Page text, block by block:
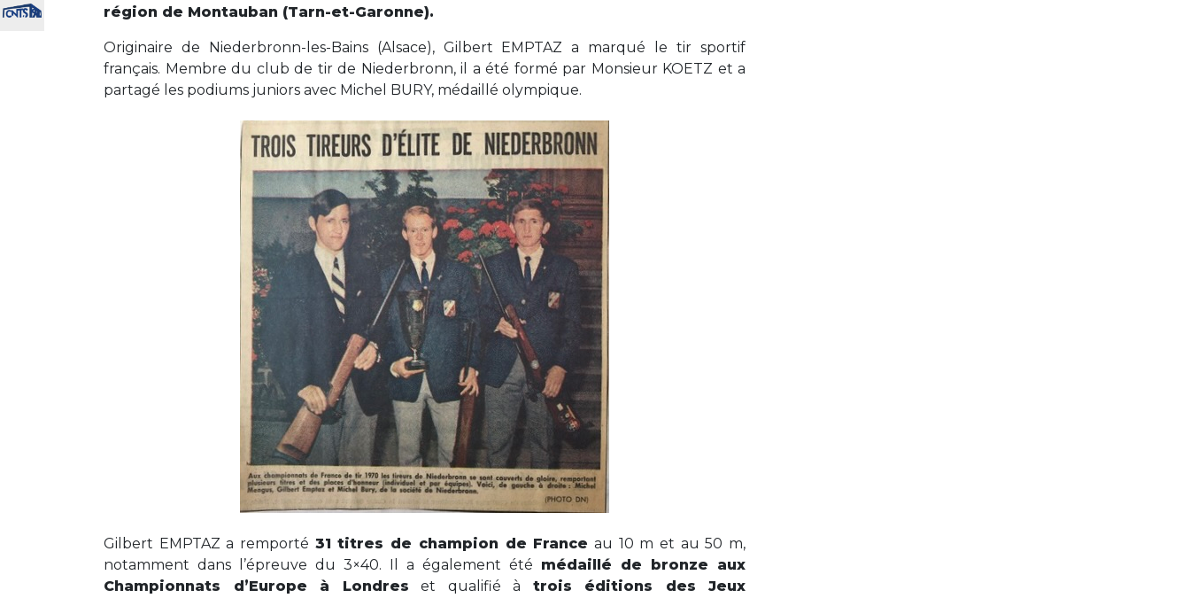
région de Montauban (Tarn-et-Garonne).
Originaire de Niederbronn-les-Bains (Alsace), Gilbert EMPTAZ a marqué le tir sportif
français. Membre du club de tir de Niederbronn, il a été formé par Monsieur KOETZ et a
partagé les podiums juniors avec Michel BURY, médaillé olympique.
Gilbert EMPTAZ a remporté 31 titres de champion de France au 10 m et au 50 m,
notamment dans l’épreuve du 3×40. Il a également été médaillé de bronze aux
Championnats d’Europe à Londres et qualifié à trois éditions des Jeux